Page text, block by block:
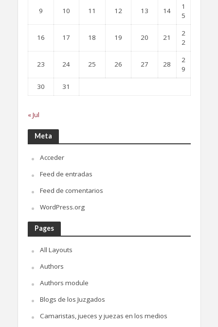
9 10 11 12 13 14
1
5
16 17 18 19 20 21
2
2
23 24 25 26 27 28
2
9
30
31
« Jul
Meta
Acceder
Feed de entradas
Feed de comentarios
WordPress.org
Pages
All Layouts
Authors
Authors module
Blogs de los Juzgados
Camaristas, jueces y juezas en los medios